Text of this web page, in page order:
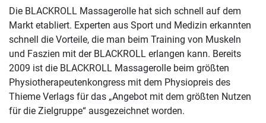
Die BLACKROLL Massagerolle hat sich schnell auf dem
Markt etabliert. Experten aus Sport und Medizin erkannten
schnell die Vorteile, die man beim Training von Muskeln
und Faszien mit der BLACKROLL erlangen kann. Bereits
2009 ist die BLACKROLL Massagerolle beim größten
Physiotherapeutenkongress mit dem Physiopreis des
Thieme Verlags für das „Angebot mit dem größten Nutzen
für die Zielgruppe“ ausgezeichnet worden.